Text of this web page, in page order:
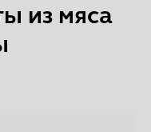
из мяса